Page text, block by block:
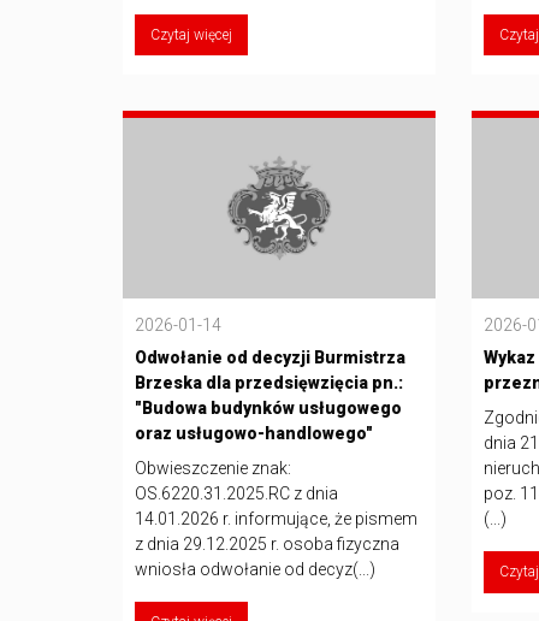
Czytaj więcej
2026-01-14
Odwołanie od decyzji Burmistrza
Brzeska dla przedsięwzięcia pn.:
"Budowa budynków usługowego
oraz usługowo-handlowego"
Obwieszczenie znak:
OS.6220.31.2025.RC z dnia
14.01.2026 r. informujące, że pismem
z dnia 29.12.2025 r. osoba fizyczna
wniosła odwołanie od decyz(...)
2026-
dnia
poz.
(...)